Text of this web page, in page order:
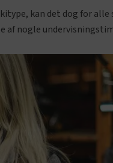
kan det dog for
af nogle